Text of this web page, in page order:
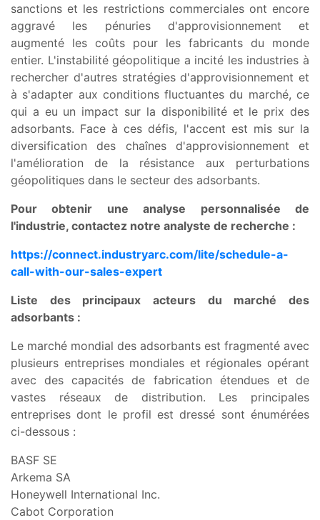
sanctions et les restrictions commerciales ont encore
aggravé les pénuries d'approvisionnement et
augmenté les coûts pour les fabricants du monde
entier. L'instabilité géopolitique a incité les industries à
rechercher d'autres stratégies d'approvisionnement et
à s'adapter aux conditions fluctuantes du marché, ce
qui a eu un impact sur la disponibilité et le prix des
adsorbants. Face à ces défis, l'accent est mis sur la
diversification des chaînes d'approvisionnement et
l'amélioration de la résistance aux perturbations
géopolitiques dans le secteur des adsorbants.
Pour obtenir une analyse personnalisée de
l'industrie, contactez notre analyste de recherche :
https://connect.industryarc.com/lite/schedule-a-
call-with-our-sales-expert
Liste des principaux acteurs du marché des
adsorbants :
Le marché mondial des adsorbants est fragmenté avec
plusieurs entreprises mondiales et régionales opérant
avec des capacités de fabrication étendues et de
vastes réseaux de distribution. Les principales
entreprises dont le profil est dressé sont énumérées
ci-dessous :
BASF SE
Arkema SA
Honeywell International Inc.
Cabot Corporation